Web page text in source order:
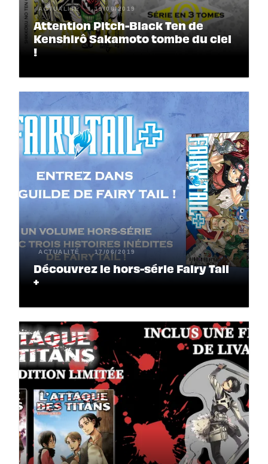
ACTUALITÉ 19/06/2019
Attention Pitch-Black Ten de
Kenshirô Sakamoto tombe du ciel
!
ACTUALITÉ 17/06/2019
Découvrez le hors-série Fairy Tail
+